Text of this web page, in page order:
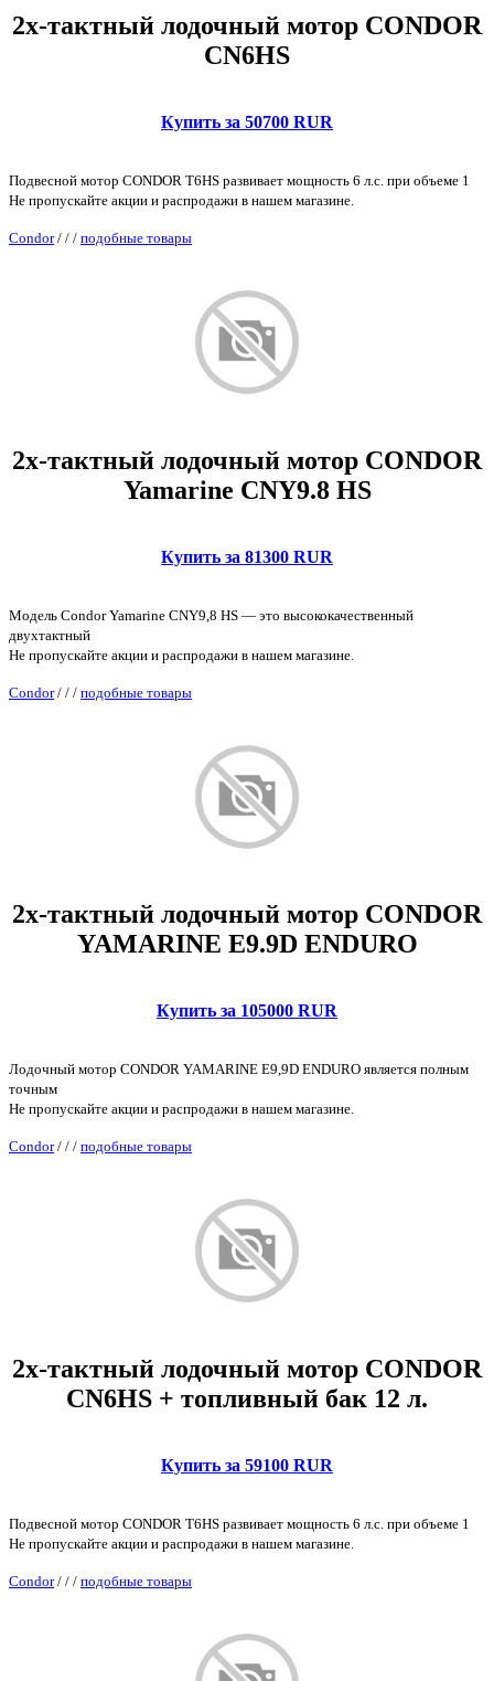
2х-тактный лодочный мотор CONDOR
CN6HS
Купить за 50700 RUR
Подвесной мотор CONDOR T6HS развивает мощность 6 л.с. при объеме 1
Не пропускайте акции и распродажи в нашем магазине.
Condor/ / / подобные товары
2х-тактный лодочный мотор CONDOR
Yamarine CNY9.8 HS
Купить за 81300 RUR
Модель Condor Yamarine CNY9,8 HS — это высококачественный
двухтактный
Не пропускайте акции и распродажи в нашем магазине.
Condor/ / / подобные товары
2х-тактный лодочный мотор CONDOR
YAMARINE E9.9D ENDURO
Купить за 105000 RUR
Лодочный мотор CONDOR YAMARINE E9,9D ENDURO является полным
точным
Не пропускайте акции и распродажи в нашем магазине.
Condor/ / / подобные товары
2х-тактный лодочный мотор CONDOR
CN6HS + топливный бак 12 л.
Купить за 59100 RUR
Подвесной мотор CONDOR T6HS развивает мощность 6 л.с. при объеме 1
Не пропускайте акции и распродажи в нашем магазине.
Condor/ / / подобные товары